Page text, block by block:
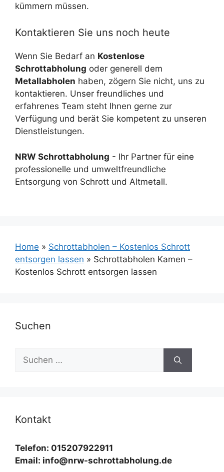
kümmern müssen.
Kontaktieren Sie uns noch heute
Wenn Sie Bedarf an Kostenlose
Schrottabholung oder generell dem
Metallabholen haben, zögern Sie nicht, uns zu
kontaktieren. Unser freundliches und
erfahrenes Team steht Ihnen gerne zur
Verfügung und berät Sie kompetent zu unseren
Dienstleistungen.
NRW Schrottabholung - Ihr Partner für eine
professionelle und umweltfreundliche
Entsorgung von Schrott und Altmetall.
Home » Schrottabholen – Kostenlos Schrott
entsorgen lassen » Schrottabholen Kamen –
Kostenlos Schrott entsorgen lassen
Suchen
Suchen
nach:
Kontakt
Telefon: 015207922911
Email: info@nrw-schrottabholung.de